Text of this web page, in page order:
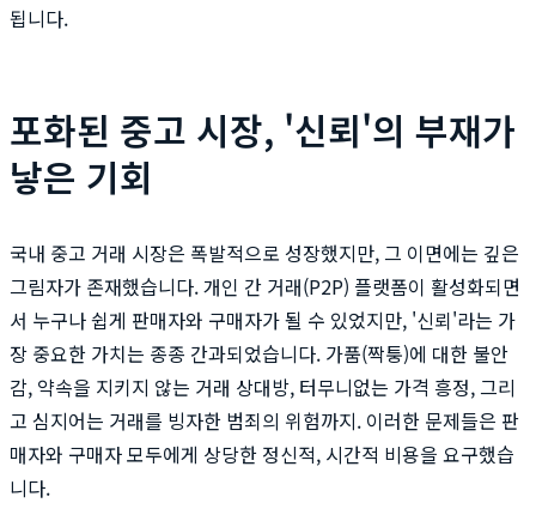
됩니다.
포화된 중고 시장, '신뢰'의 부재가
낳은 기회
국내 중고 거래 시장은 폭발적으로 성장했지만, 그 이면에는 깊은
그림자가 존재했습니다. 개인 간 거래(P2P) 플랫폼이 활성화되면
서 누구나 쉽게 판매자와 구매자가 될 수 있었지만, '신뢰'라는 가
장 중요한 가치는 종종 간과되었습니다. 가품(짝퉁)에 대한 불안
감, 약속을 지키지 않는 거래 상대방, 터무니없는 가격 흥정, 그리
고 심지어는 거래를 빙자한 범죄의 위험까지. 이러한 문제들은 판
매자와 구매자 모두에게 상당한 정신적, 시간적 비용을 요구했습
니다.